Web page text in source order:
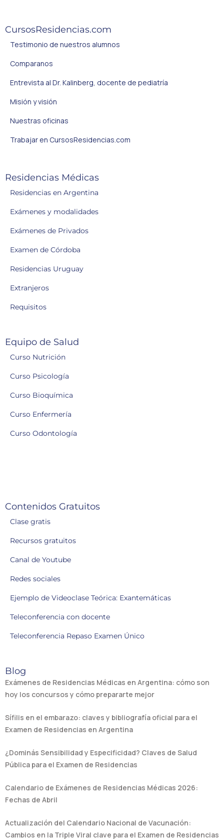
CursosResidencias.com
Testimonio de nuestros alumnos
Comparanos
Entrevista al Dr. Kalinberg, docente de pediatría
Misión y visión
Nuestras oficinas
Trabajar en CursosResidencias.com
Residencias Médicas
Residencias en Argentina
Exámenes y modalidades
Exámenes de Privados
Examen de Córdoba
Residencias Uruguay
Extranjeros
Requisitos
Equipo de Salud
Curso Nutrición
Curso Psicología
Curso Bioquímica
Curso Enfermería
Curso Odontología
Contenidos Gratuitos
Clase gratis
Recursos gratuitos
Canal de Youtube
Redes sociales
Ejemplo de Videoclase Teórica: Exantemáticas
Teleconferencia con docente
Teleconferencia Repaso Examen Único
Blog
Exámenes de Residencias Médicas en Argentina: cómo son
hoy los concursos y cómo prepararte mejor
Sífilis en el embarazo: claves y bibliografía oficial para el
Examen de Residencias en Argentina
¿Dominás Sensibilidad y Especificidad? Claves de Salud
Pública para el Examen de Residencias
Calendario de Exámenes de Residencias Médicas 2026:
Fechas de Abril
Actualización del Calendario Nacional de Vacunación:
Cambios en la Triple Viral clave para el Examen de Residencias